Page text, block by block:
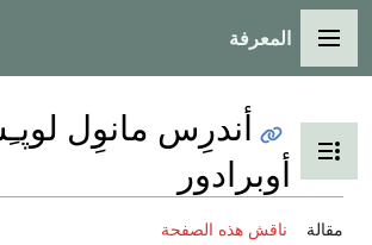
القائمة الرئيسية
المعرفة
تبديل عرض جدول المحتويات
أندرِس مانوِل
أوبرادور
مقالة ناقش هذه الصفحة